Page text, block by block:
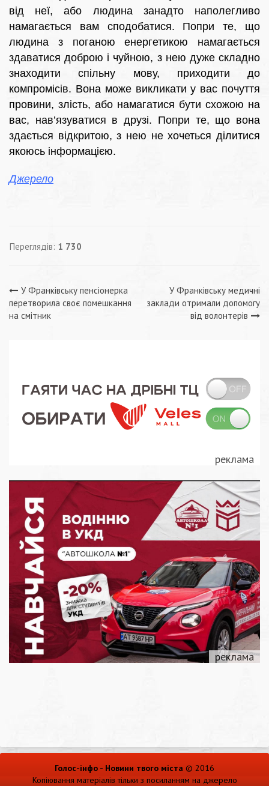
від неї, або людина занадто наполегливо
намагається вам сподобатися. Попри те, що
людина з поганою енергетикою намагається
здаватися доброю і чуйною, з нею дуже складно
знаходити спільну мову, приходити до
компромісів. Вона може викликати у вас почуття
провини, злість, або намагатися бути схожою на
вас, нав’язуватися в друзі. Попри те, що вона
здається відкритою, з нею не хочеться ділитися
якоюсь інформацією.
Джерело
Переглядів: 1 730
Навігація
записів
У Франківську пенсіонерка
перетворила своє помешкання
на смітник
У Франківську медичні
заклади отримали допомогу
від волонтерів
Голос-інфо - Новини твого міста © 2016
Копіювання матеріалів тільки з посиланням на джерело